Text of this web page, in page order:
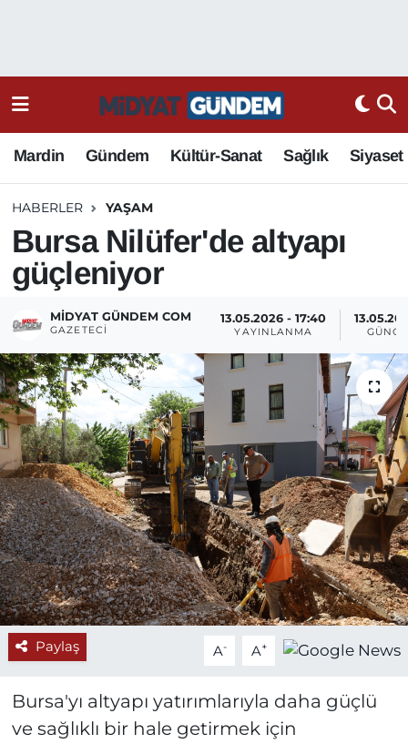
Mardin Gündem Kültür-Sanat Sağlık Siyaset
HABERLER YAŞAM
Bursa Nilüfer'de altyapı
güçleniyor
MIDYAT GÜNDEM COM
GAZETECI
13.05.2026 - 17:40
YAYINLANMA
Paylaş A- A+
Bursa'yı altyapı yatırımlarıyla daha güçlü
ve sağlıklı bir hale getirmek için